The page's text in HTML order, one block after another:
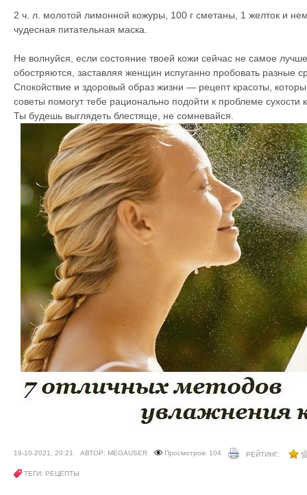
2 ч. л. молотой лимонной кожуры, 100 г сметаны, 1 желток и
чудесная питательная маска.
Не волнуйся, если состояние твоей кожи сейчас не самое
обостряются, заставляя женщин испуганно пробовать разные
Спокойствие и здоровый образ жизни — рецепт красоты,
советы помогут тебе рационально подойти к проблеме сухости
Ты будешь выглядеть блестяще, не сомневайся.
19-10-2021, 20:21 АВТОР: MEGAUSER Просмотров: 104 РЕЙТИНГ:
ТЕГИ: РЕЦЕПТЫ